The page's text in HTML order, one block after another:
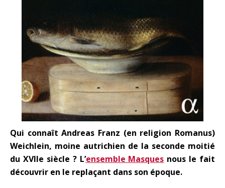
Qui connaît Andreas Franz (en religion Romanus)
Weichlein, moine autrichien de la seconde moitié
du XVIIe siècle ? L’ensemble Masques nous le fait
découvrir en le replaçant dans son époque.